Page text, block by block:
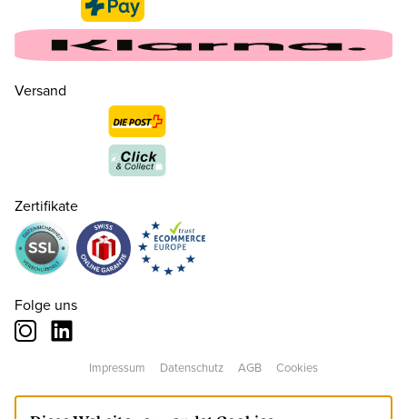
19
22 CHF 9.90
Versand
Zertifikate
Folge uns
Impressum Datenschutz AGB Cookies